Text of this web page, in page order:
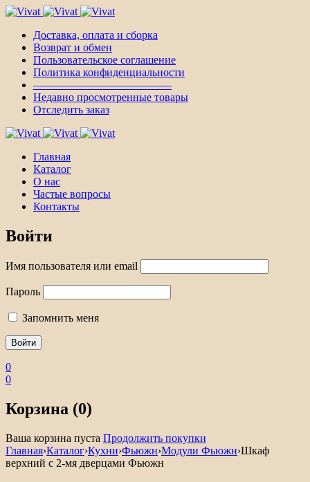
Доставка, оплата и сборка
Возврат и обмен
Пользовательское соглашение
Политика конфиденциальности
————————————–
Недавно просмотренные товары
Отследить заказ
Главная
Каталог
О нас
Частые вопросы
Контакты
Войти
Имя пользователя или email
Пароль
Запомнить меня
0
0
Корзина (0)
Ваша корзина пуста Продолжить покупки
Главная›Каталог›Кухни›Фьюжн›Модули Фьюжн›Шкаф
верхний с 2-мя дверцами Фьюжн